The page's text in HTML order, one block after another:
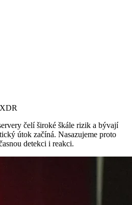
čelí široké škále rizik a bývají
útok začíná. Nasazujeme proto
detekci i reakci.